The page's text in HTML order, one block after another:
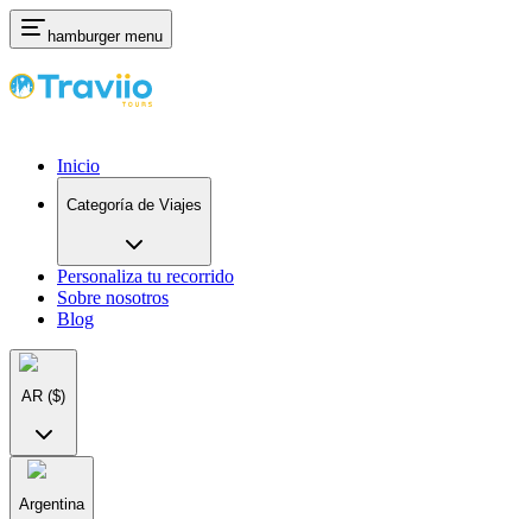
hamburger menu
Inicio
Categoría de Viajes
Personaliza tu recorrido
Sobre nosotros
Blog
AR ($)
Argentina